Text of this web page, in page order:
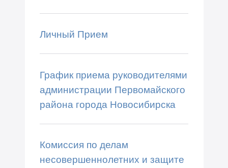
Личный Прием
График приема руководителями
администрации Первомайского
района города Новосибирска
Комиссия по делам
несовершеннолетних и защите